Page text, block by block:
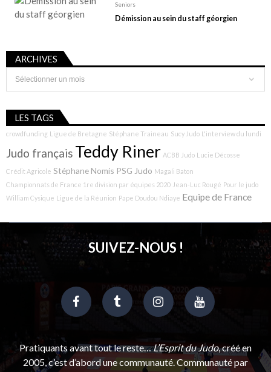
Seniors
Démission au sein du staff géorgien
ARCHIVES
Archives
LES TAGS
crowdfunding Ligue de Bretagne Stéphane Traineau Sucy Judo L'interview du lundi
Judo français Teddy Riner ACBB Judo Lucie Décosse
Crédit Agricole Stéphane Nomis PSG Judo Magali Baton
Championnats de France 1re division par équipes 2020 Jean-Luc Rougé Pour le judo
William Cysique Ligue de la Réunion Pape Doudou Ndiaye Equipe de France
SUIVEZ-NOUS !
Pratiquants avant tout le reste…L’Esprit du Judo, créé en
2005, c’est d’abord une communauté. Communauté par